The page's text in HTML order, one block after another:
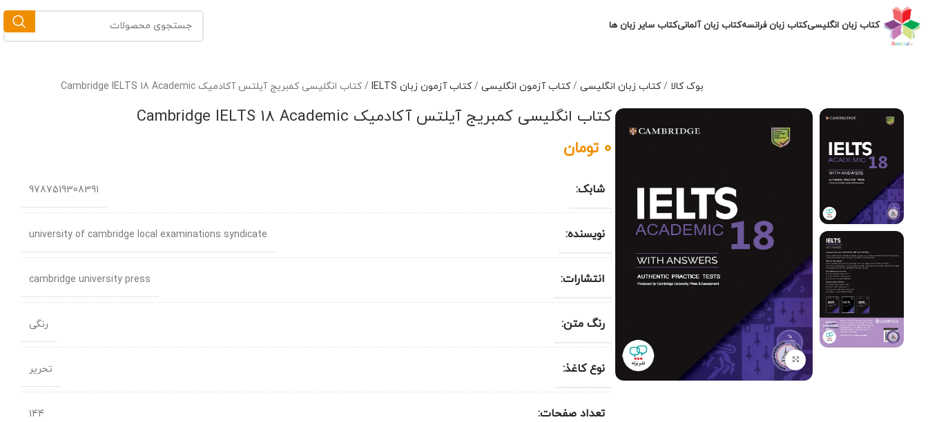
کتاب زبان انگلیسیکتاب زبان فرانسهکتاب زبان آلمانیکتاب سایر زبان ها
بوک کالا /کتاب زبان انگلیسی/کتاب آزمون انگلیسی/کتاب آزمون زبان IELTS /کتاب انگلیسی کمبریج آیلتس آکادمیک Cambridge IELTS 18 Academic
برای بزرگنمایی کلیک کنید
کتاب انگلیسی کمبریج آیلتس آکادمیک Cambridge IELTS 18 Academic
0 تومان
شابک: 9787519308391
نویسنده: university of cambridge local examinations syndicate
انتشارات: cambridge university press
رنگ متن: رنگی
نوع کاغذ: تحریر
تعداد صفحات: 144